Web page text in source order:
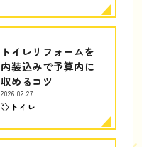
トイレリフォームを
内装込みで予算内に
収めるコツ
2026.02.27
トイレ